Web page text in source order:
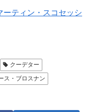
ーティン・スコセッシ
クーデター
ス・ブロスナン